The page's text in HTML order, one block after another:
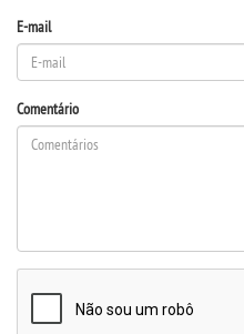
PORTAL DE ALUNOS
PORTAL DE PROFESSORES/
E-mail
Comentário